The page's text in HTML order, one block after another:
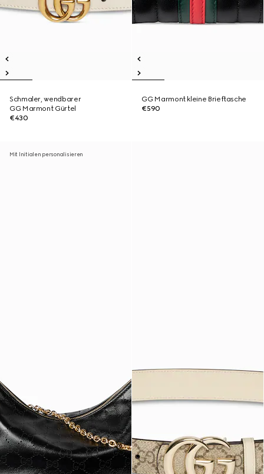
Schmaler, wendbarer
GG Marmont Gürtel
€430
GG Marmont kleine Brieftasche
€590
Mit Initialen personalisieren